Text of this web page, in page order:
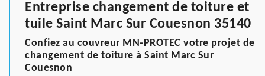
Entreprise changement de toiture et
tuile Saint Marc Sur Couesnon 35140
Confiez au couvreur MN-PROTEC votre projet de
changement de toiture à Saint Marc Sur
Couesnon